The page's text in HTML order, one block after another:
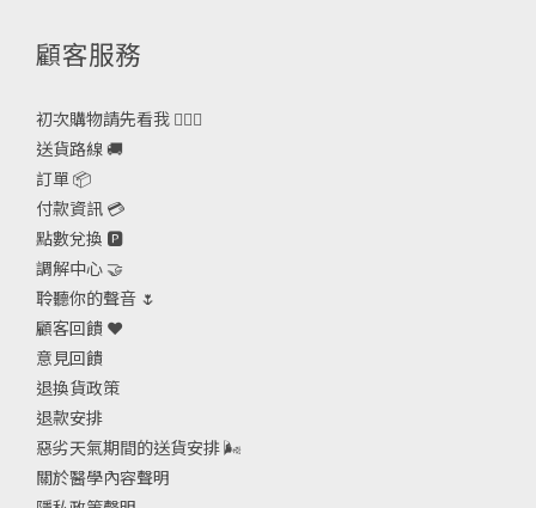
顧客服務
初次購物請先看我 🙋🏻‍♀️
送貨路線 🚚
訂單 📦
付款資訊 💳
點數兌換 🅿️
調解中心 🤝
聆聽你的聲音 🌷
顧客回饋 ❤️
意見回饋
退換貨政策
退款安排
惡劣天氣期間的送貨安排🌬
關於醫學內容聲明